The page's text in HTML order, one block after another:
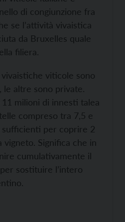
di congiunzione fra
se l’attività vivaistica
da Bruxelles quale
filiera.
viticole sono
le altre sono private.
milioni di innesti talea
compreso tra 7,5 e
sufficienti per coprire 2
Significa che in
cumulativamente il
sostituire l’intero